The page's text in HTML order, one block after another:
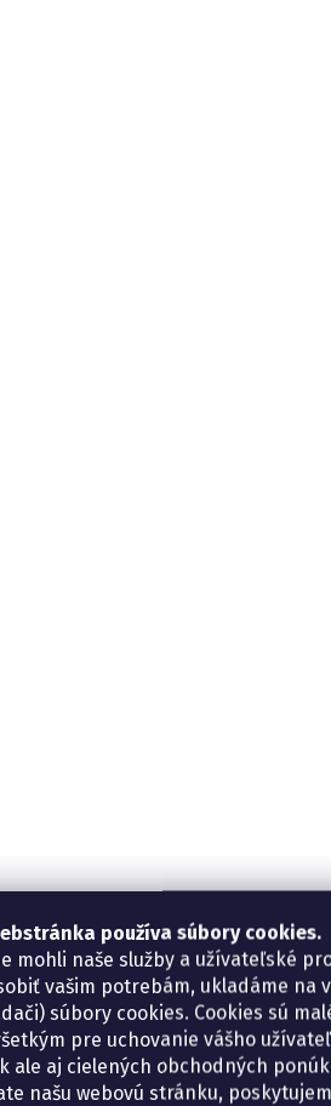
používa súbory cookies.
mohli naše služby a užívateľské
vašim potrebám, ukladáme na
súbory cookies. Cookies sú
pre uchovanie vášho
ale aj cielených obchodných
našu webovú stránku,